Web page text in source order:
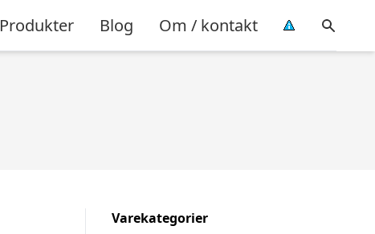
Produkter Blog Om / kontakt
Varekategorier